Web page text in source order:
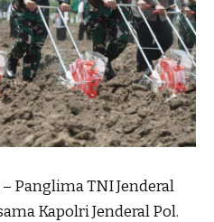
– Panglima TNI Jenderal
Kapolri Jenderal Pol.